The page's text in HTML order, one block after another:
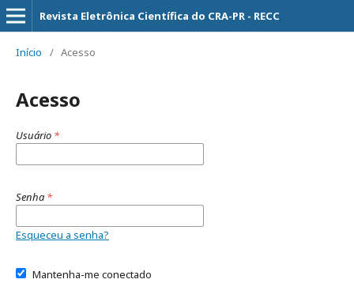
Revista Eletrônica Científica do CRA-PR - RECC
Início / Acesso
Acesso
Usuário *
Senha *
Esqueceu a senha?
Mantenha-me conectado